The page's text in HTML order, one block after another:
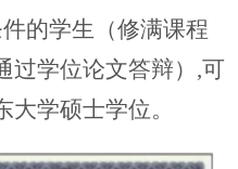
的学生（修满课程
过学位论文答辩）,可
学硕士学位。